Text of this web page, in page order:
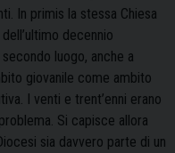
In primis la stessa Chiesa
decennio
luogo, anche a
giovanile come ambito
I venti e trent’enni erano
Si capisce allora
sia davvero parte di un